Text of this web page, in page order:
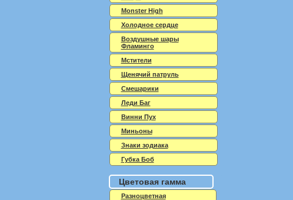
Monster High
Холодное сердце
Воздушные шары
Фламинго
Мстители
Щенячий патруль
Смешарики
Леди Баг
Винни Пух
Миньоны
Знаки зодиака
Губка Боб
Цветовая гамма
Разноцветная